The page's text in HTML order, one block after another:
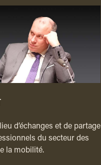
d’échanges et de partage
du secteur des
la mobilité.